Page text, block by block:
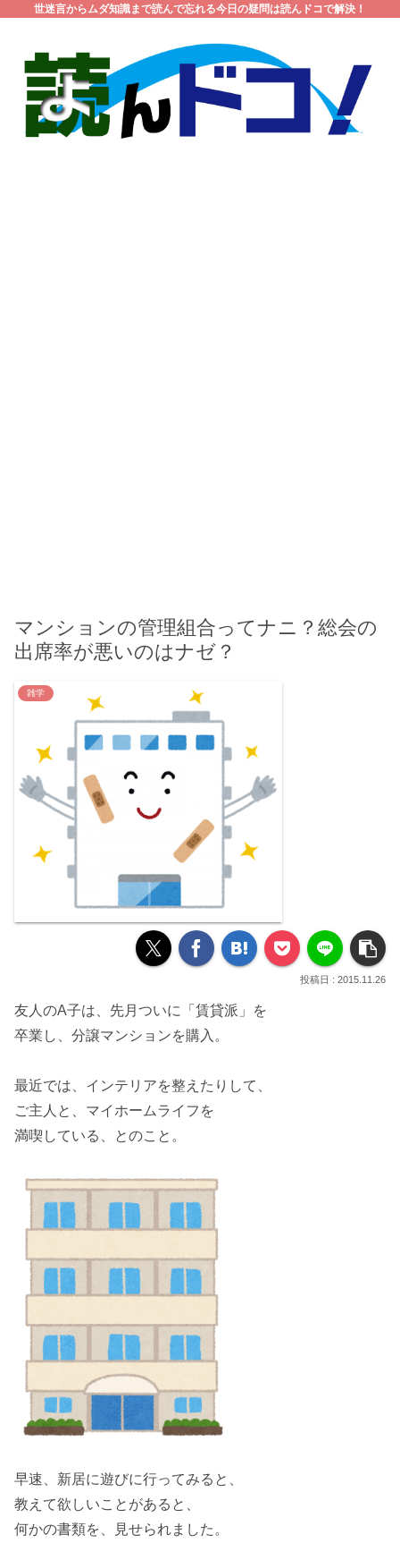
世迷言からムダ知識まで読んで忘れる今日の疑問は読んドコで解決！
マンションの管理組合ってナニ？総会の
出席率が悪いのはナゼ？
雑学
2015.11.26
友人のA子は、先月ついに「賃貸派」を
卒業し、 分譲マンションを購入。
最近では、インテリアを整えたりして、
ご主人と、マイホームライフを
満喫している、とのこと。
早速、新居に遊びに行ってみると、
教えて欲しいことがあると、
何かの書類を、見せられました。